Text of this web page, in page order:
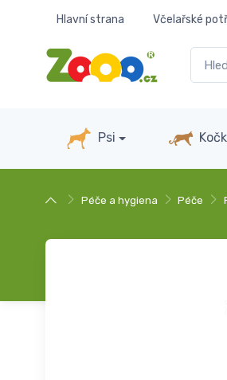
Hlavní strana Včelařské
Psi
Péče a hygiena Péče